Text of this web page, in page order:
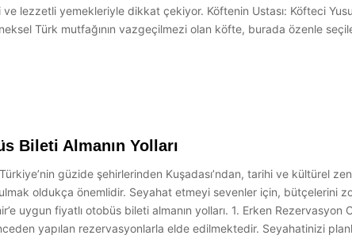
lezzetli yemekleriyle dikkat çekiyor. Köftenin Ustası: Köfteci Yusuf
Türk mutfağının vazgeçilmezi olan köfte, burada özenle
Bileti Almanın Yolları
Türkiye’nin güzide şehirlerinden Kuşadası’ndan, tarihi ve kültürel
oldukça önemlidir. Seyahat etmeyi sevenler için, bütçelerini
uygun fiyatlı otobüs bileti almanın yolları. 1. Erken
yapılan rezervasyonlarla elde edilmektedir. Seyahatinizi